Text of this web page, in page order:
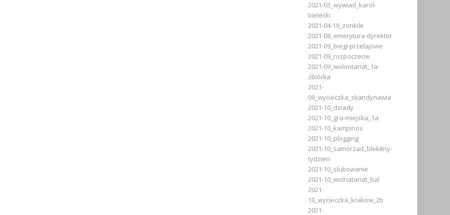
2021-03_wywiad_karol-
bielecki
2021-04-19_zonkile
2021-08_emerytura-dyrektor
2021-09_biegi-przelajowe
2021-09_rozpoczecie
2021-09_wolontariat_1a-
zbiórka
2021-
09_wycieczka_skandynawia
2021-10_dziady
2021-10_gra-miejska_1a
2021-10_kampinos
2021-10_plogging
2021-10_samorzad_blekitny-
tydzien
2021-10_slubowanie
2021-10_wolnatariat_bal
2021-
10_wycieczka_krakow_2b
2021-